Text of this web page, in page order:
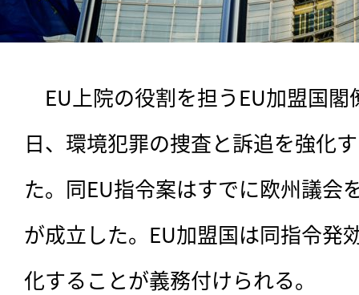
EU上院の役割を担うEU加盟国閣
日、環境犯罪の捜査と訴追を強化
た。同EU指令案はすでに欧州議会
が成立した。EU加盟国は同指令発
化することが義務付けられる。